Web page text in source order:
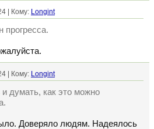
| Кому: Longint
прогресса.
| Кому: Longint
думать, как это можно
Доверяло людям. Надеялось